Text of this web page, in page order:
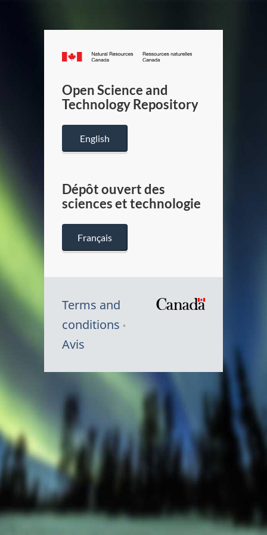
Canada.ca
/
Canada
Open Science and
Technology Repository
English
Dépôt ouvert des
sciences et technologie
Français
Terms and
conditions
Avis
Canada